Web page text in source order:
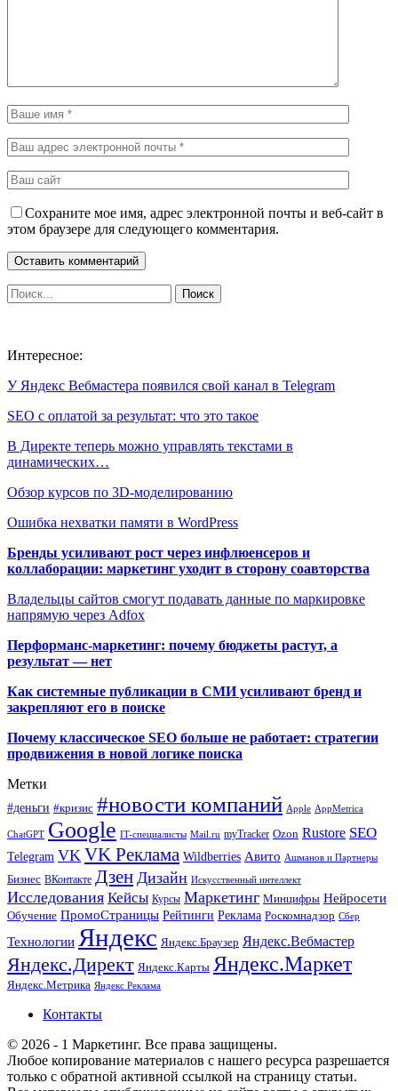
Сохраните мое имя, адрес электронной почты и веб-сайт в
этом браузере для следующего комментария.
Интересное:
У Яндекс Вебмастера появился свой канал в Telegram
SEO с оплатой за результат: что это такое
В Директе теперь можно управлять текстами в
динамических…
Обзор курсов по 3D-моделированию
Ошибка нехватки памяти в WordPress
Бренды усиливают рост через инфлюенсеров и
коллаборации: маркетинг уходит в сторону соавторства
Владельцы сайтов смогут подавать данные по маркировке
напрямую через Adfox
Перформанс-маркетинг: почему бюджеты растут, а
результат — нет
Как системные публикации в СМИ усиливают бренд и
закрепляют его в поиске
Почему классическое SEO больше не работает: стратегии
продвижения в новой логике поиска
Метки
#деньги #кризис #новости компаний Apple AppMetrica
ChatGPT Google IT-специалисты Mail.ru myTracker Ozon Rustore SEO
Telegram VK VK Реклама Wildberries Авито Ашманов и Партнеры
Бизнес ВКонтакте Дзен Дизайн Искусственный интеллект
Исследования Кейсы Курсы Маркетинг Минцифры Нейросети
Обучение ПромоСтраницы Рейтинги Реклама Роскомнадзор Сбер
Технологии Яндекс Яндекс.Браузер Яндекс.Вебмастер
Яндекс.Директ Яндекс.Карты Яндекс.Маркет
Яндекс.Метрика Яндекс Реклама
Контакты
© 2026 - 1 Маркетинг. Все права защищены.
Любое копирование материалов с нашего ресурса разрешается
только с обратной активной ссылкой на страницу статьи.